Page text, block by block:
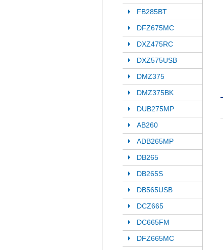
FB285BT
DFZ675MC
DXZ475RC
DXZ575USB
DMZ375
DMZ375BK
DUB275MP
AB260
ADB265MP
DB265
DB265S
DB565USB
DCZ665
DC665FM
DFZ665MC